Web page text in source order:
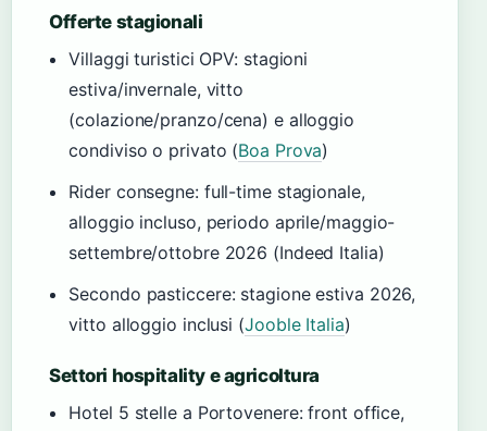
Offerte stagionali
Villaggi turistici OPV: stagioni
estiva/invernale, vitto
(colazione/pranzo/cena) e alloggio
condiviso o privato (Boa Prova)
Rider consegne: full-time stagionale,
alloggio incluso, periodo aprile/maggio-
settembre/ottobre 2026 (Indeed Italia)
Secondo pasticcere: stagione estiva 2026,
vitto alloggio inclusi (Jooble Italia)
Settori hospitality e agricoltura
Hotel 5 stelle a Portovenere: front office,